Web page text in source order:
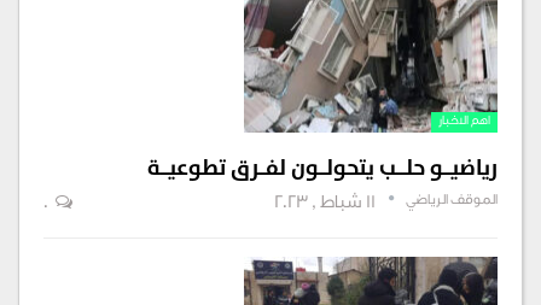
اهم الاخبار
رياضيـــو حلــــب يتحولـــون لفـــرق تطوعيـــة
الموقف الرياضي 0